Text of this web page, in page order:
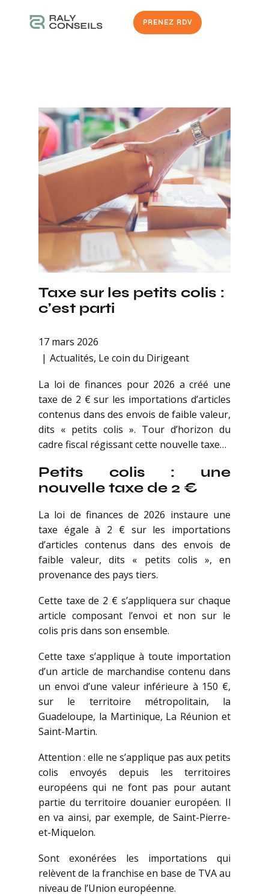
PRENEZ RDV
Taxe sur les petits colis :
c’est parti
17 mars 2026
Actualités, Le coin du Dirigeant
La loi de finances pour 2026 a créé une
taxe de 2 € sur les importations d’articles
contenus dans des envois de faible valeur,
dits « petits colis ». Tour d’horizon du
cadre fiscal régissant cette nouvelle taxe…
Petits colis : une
nouvelle taxe de 2 €
La loi de finances de 2026 instaure une
taxe égale à 2 € sur les importations
d’articles contenus dans des envois de
faible valeur, dits « petits colis », en
provenance des pays tiers.
Cette taxe de 2 € s’appliquera sur chaque
article composant l’envoi et non sur le
colis pris dans son ensemble.
Cette taxe s’applique à toute importation
d’un article de marchandise contenu dans
un envoi d’une valeur inférieure à 150 €,
sur le territoire métropolitain, la
Guadeloupe, la Martinique, La Réunion et
Saint-Martin.
Attention : elle ne s’applique pas aux petits
colis envoyés depuis les territoires
européens qui ne font pas pour autant
partie du territoire douanier européen. Il
en va ainsi, par exemple, de Saint-Pierre-
et-Miquelon.
Sont exonérées les importations qui
relèvent de la franchise en base de TVA au
niveau de l’Union européenne.